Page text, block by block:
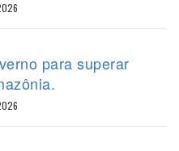
para superar